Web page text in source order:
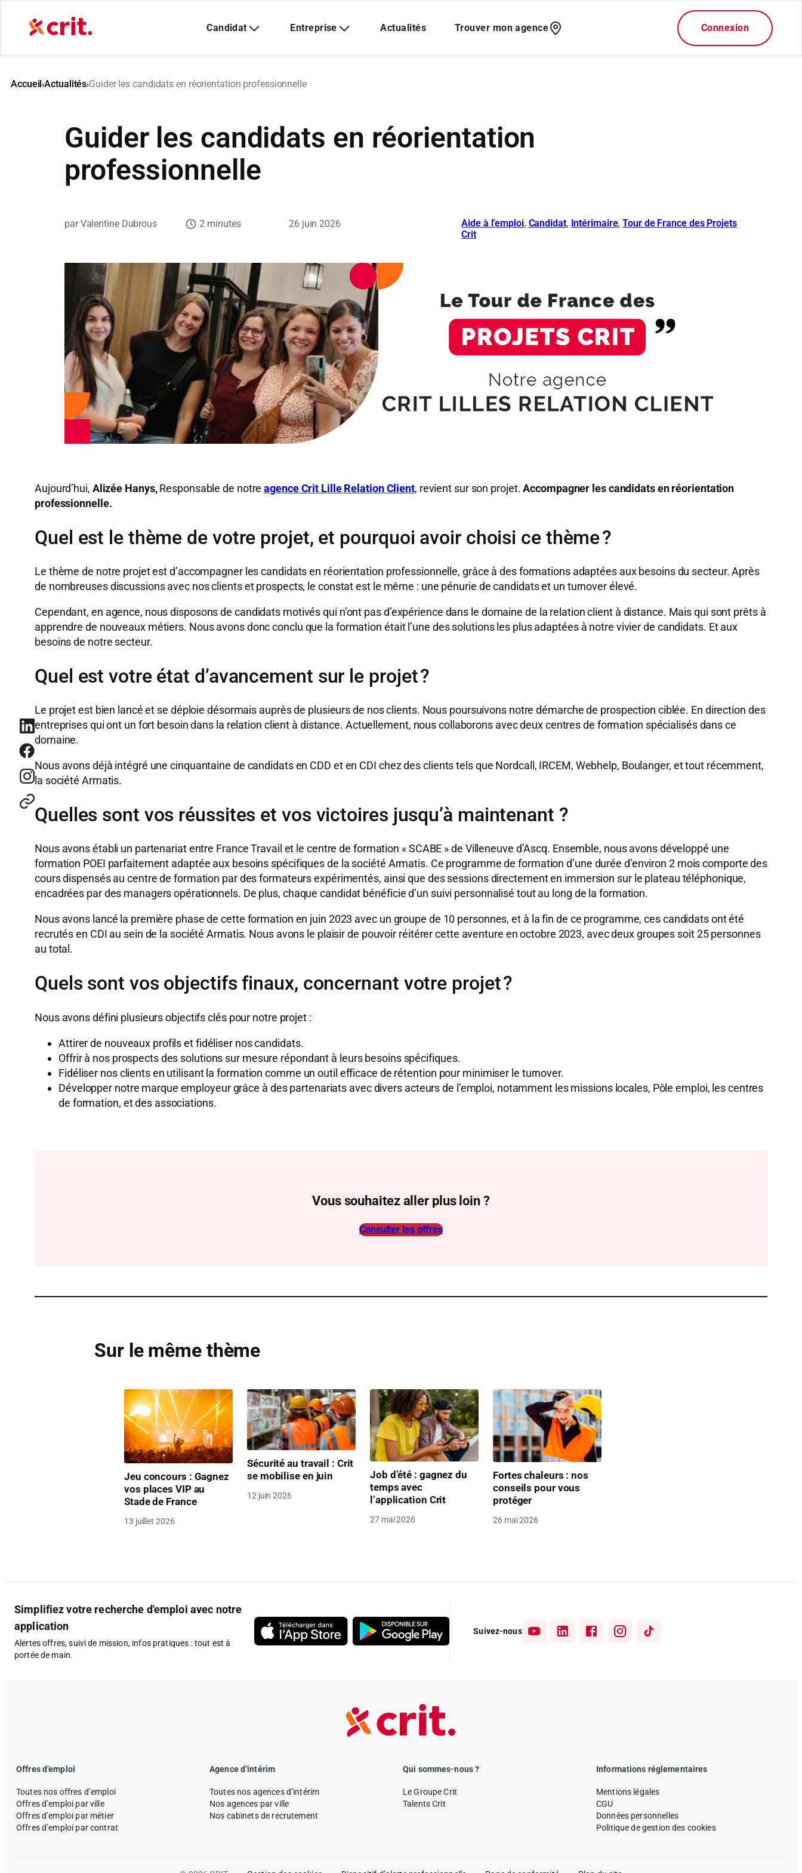
Accueil›Actualités›Guider les candidats en réorientation professionnelle
Guider les candidats en réorientation
professionnelle
Valentine Dubrous 2 minutes 26 juin 2026 Aide à l’emploi, Candidat, Intérimaire, Tour de France des Projets
Crit
Aujourd’hui, Alizée Hanys,Responsable de notreagence Crit Lille Relation Client, revient sur son projet.Accompagner les candidats en réorientation
professionnelle.
Quel est le thème de votre projet, et pourquoi avoir choisi ce thème ?
Le thème de notre projet est d’accompagner les candidats en réorientation professionnelle, grâce à des formations adaptées aux besoins du secteur. Après
de nombreuses discussions avec nos clients et prospects, le constat est le même : une pénurie de candidats et un turnover élevé.
Cependant, en agence, nous disposons de candidats motivés qui n’ont pas d’expérience dans le domaine de la relation client à distance. Mais qui sont prêts à
apprendre de nouveaux métiers. Nous avons donc conclu que la formation était l’une des solutions les plus adaptées à notre vivier de candidats. Et aux
besoins de notre secteur.
Quel est votre état d’avancement sur le projet ?
Le projet est bien lancé et se déploie désormais auprès de plusieurs de nos clients. Nous poursuivons notre démarche de prospection ciblée. En direction des
entreprises qui ont un fort besoin dans la relation client à distance. Actuellement, nous collaborons avec deux centres de formation spécialisés dans ce
domaine.
Nous avons déjà intégré une cinquantaine de candidats en CDD et en CDI chez des clients tels que Nordcall, IRCEM, Webhelp, Boulanger, et tout récemment,
la société Armatis.
Quelles sont vos réussites et vos victoires jusqu’à maintenant ?
Nous avons établi un partenariat entre France Travail et le centre de formation « SCABE » de Villeneuve d’Ascq. Ensemble, nous avons développé une
formation POEI parfaitement adaptée aux besoins spécifiques de la société Armatis. Ce programme de formation d’une durée d’environ 2 mois comporte des
cours dispensés au centre de formation par des formateurs expérimentés, ainsi que des sessions directement en immersion sur le plateau téléphonique,
encadrées par des managers opérationnels. De plus, chaque candidat bénéficie d’un suivi personnalisé tout au long de la formation.
Nous avons lancé la première phase de cette formation en juin 2023 avec un groupe de 10 personnes, et à la fin de ce programme, ces candidats ont été
recrutés en CDI au sein de la société Armatis. Nous avons le plaisir de pouvoir réitérer cette aventure en octobre 2023, avec deux groupes soit 25 personnes
au total.
Quels sont vos objectifs finaux, concernant votre projet ?
Nous avons défini plusieurs objectifs clés pour notre projet :
Attirer de nouveaux profils et fidéliser nos candidats.
Offrir à nos prospects des solutions sur mesure répondant à leurs besoins spécifiques.
Fidéliser nos clients en utilisant la formation comme un outil efficace de rétention pour minimiser le turnover.
Développer notre marque employeur grâce à des partenariats avec divers acteurs de l’emploi, notamment les missions locales, Pôle emploi, les centres
de formation, et des associations.
Vous souhaitez aller plus loin ?
Consulter les offres
Sur le même thème
Jeu concours : Gagnez
vos places VIP au
Stade de France
13 juillet 2026
Sécurité au travail : Crit
se mobilise en juin
12 juin 2026
Job d’été : gagnez du
temps avec
l’application Crit
27 mai 2026
Fortes chaleurs : nos
conseils pour vous
protéger
26 mai 2026